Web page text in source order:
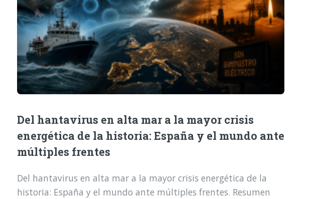
Del hantavirus en alta mar a la mayor crisis
energética de la historia: España y el mundo ante
múltiples frentes
Del hantavirus en alta mar a la mayor crisis energética de la
historia: España y el mundo ante múltiples frentes. Resumen